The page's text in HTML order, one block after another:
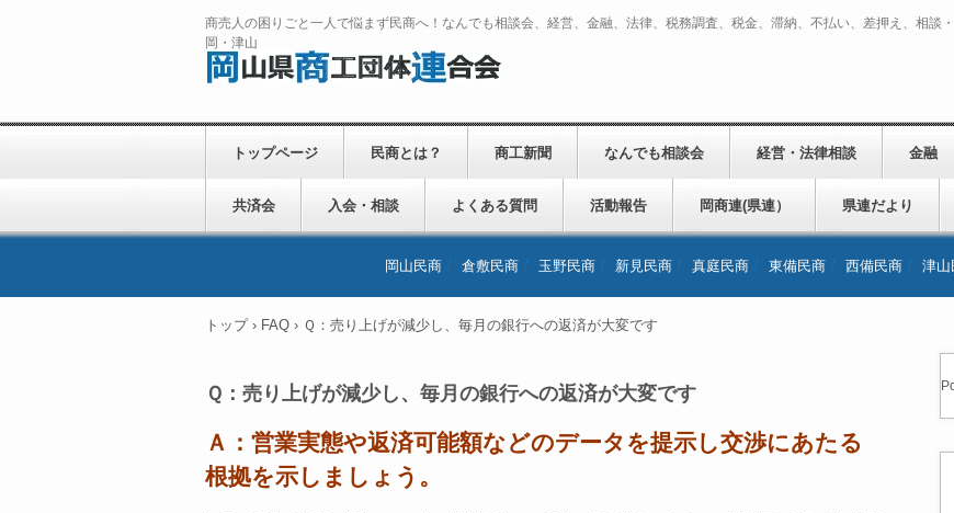
商売人の困りごと一人で悩まず民商へ！なんでも相談会、経営、金融、法律、税務調査、税金、滞納、不払い、差押え、相談
岡・津山
トップページ 民商とは？ 商工新聞 なんでも相談会 経営・法律相談 金融
共済会 入会・相談 よくある質問 活動報告 岡商連(県連） 県連だより
岡山民商 倉敷民商 玉野民商 新見民商 真庭民商 東備民商 西備民商 津山
トップ › FAQ › Ｑ：売り上げが減少し、毎月の銀行への返済が大変です
Ｑ：売り上げが減少し、毎月の銀行への返済が大変です
Ａ：営業実態や返済可能額などのデータを提示し交渉にあたる
根拠を示しましょう。